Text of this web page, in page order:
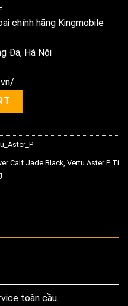
chính hãng Kingmobile
Đa, Hà Nội
Black New Chính Hãng
Calf Jade Black, Vertu Aster P Ti
toàn cầu.